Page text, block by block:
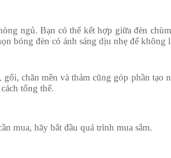
ngủ. Bạn có thể kết hợp giữa đèn
bóng đèn có ánh sáng dịu nhẹ để không
chăn mền và thảm cũng góp phần tạo
tổng thể.
mua, hãy bắt đầu quá trình mua sắm.